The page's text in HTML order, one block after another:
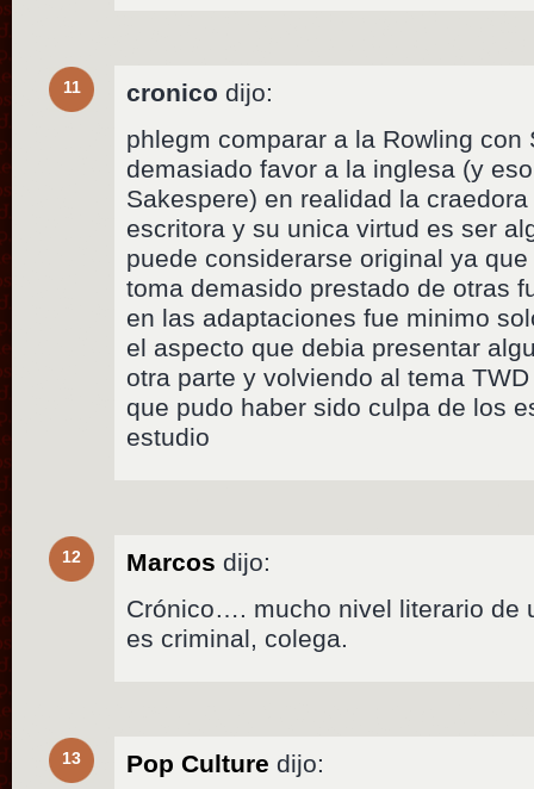
11 cronico dijo:
phlegm comparar a la Rowling con
demasiado favor a la inglesa (y
Sakespere) en realidad la
escritora y su unica virtud es ser
puede considerarse original ya
toma demasido prestado de otras
en las adaptaciones fue minimo
el aspecto que debia presentar
otra parte y volviendo al tema
que pudo haber sido culpa de los
estudio
12 Marcos dijo:
Crónico…. mucho nivel literario de
es criminal, colega.
13 Pop Culture dijo: